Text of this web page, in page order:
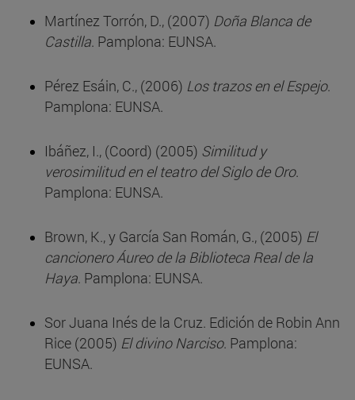
Martínez Torrón, D., (2007) Doña Blanca de
Castilla. Pamplona: EUNSA.
Pérez Esáin, C., (2006) Los trazos en el Espejo.
Pamplona: EUNSA.
Ibáñez, I., (Coord) (2005) Similitud y
verosimilitud en el teatro del Siglo de Oro.
Pamplona: EUNSA.
Brown, K., y García San Román, G., (2005) El
cancionero Áureo de la Biblioteca Real de la
Haya. Pamplona: EUNSA.
Sor Juana Inés de la Cruz. Edición de Robin Ann
Rice (2005) El divino Narciso. Pamplona:
EUNSA.